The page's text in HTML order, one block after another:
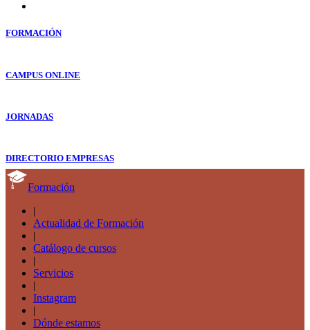
FORMACIÓN
CAMPUS ONLINE
JORNADAS
DIRECTORIO EMPRESAS
Formación
|
Actualidad de Formación
|
Catálogo de cursos
|
Servicios
|
Instagram
|
Dónde estamos